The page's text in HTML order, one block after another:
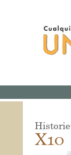
X10